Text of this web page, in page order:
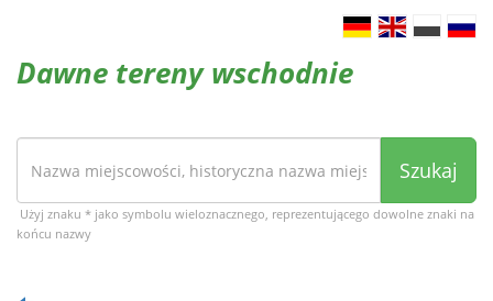
Dawne tereny wschodnie
Szukaj
Użyj znaku * jako symbolu wieloznacznego, reprezentującego dowolne znaki na
końcu nazwy